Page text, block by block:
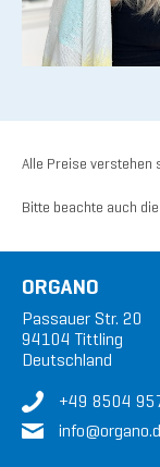
Alle Preise verstehen
Bitte beachte auch die
ORGANO
Passauer Str. 20
94104 Tittling
Deutschland
+49 8504
info@organ